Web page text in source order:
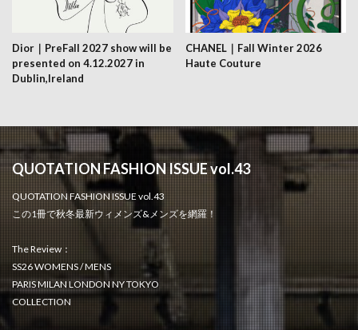
Dior｜PreFall 2027 show will be
presented on 4.12.2027 in
Dublin,Ireland
CHANEL｜Fall Winter 2026
Haute Couture
QUOTATION FASHION ISSUE vol.43
QUOTATION FASHION ISSUE vol.43
この1冊で秋冬最新ウィメンズ&メンズを網羅！
The Review：
SS26 WOMENS / MENS
PARIS MILAN LONDON NY TOKYO
COLLECTION